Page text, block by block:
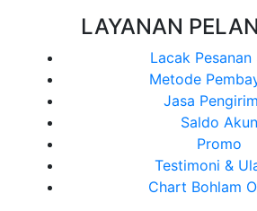
LAYANAN
Lacak Pesanan
Metode
Jasa
Saldo Akun
Promo
Testimoni &
Chart Bohlam